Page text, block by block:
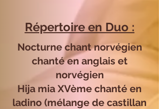
Répertoire en Duo :
Nocturne chant norvégien
chanté en anglais et
norvégien
Hija mia XVème chanté en
ladino (mélange de castillan